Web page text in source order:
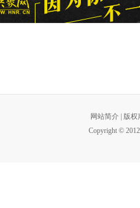
网站简介
版权
Copyright ©